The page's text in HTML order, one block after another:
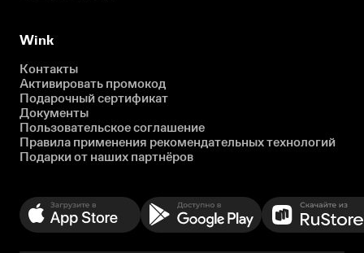
Wink
Контакты
Активировать промокод
Подарочный сертификат
Документы
Пользовательское соглашение
Правила применения рекомендательных технологий
Подарки от наших партнёров